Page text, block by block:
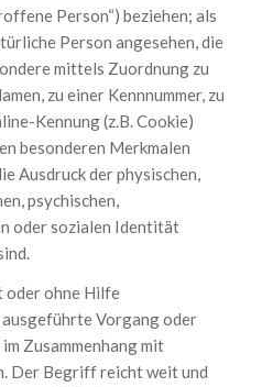
Person“) beziehen; als
Person angesehen, die
mittels Zuordnung zu
zu einer Kennnummer, zu
Kennung (z.B. Cookie)
besonderen Merkmalen
Ausdruck der physischen,
psychischen,
oder sozialen Identität
oder ohne Hilfe
Vorgang oder
Zusammenhang mit
Der Begriff reicht weit und